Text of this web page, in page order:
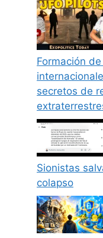
Formación
secretos de
Sionistas
colapso